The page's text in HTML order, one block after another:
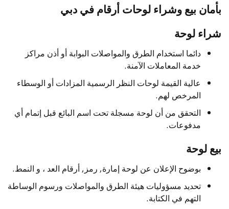
بأمان بيع وشراء لوحات أرقام في دبي
شراء لوحة
دائما استخدام الطرق والمواصلات البوابة أو أذن مراكز
خدمة المعاملات الآمنة.
عالية القيمة لوحات النظر الرسمية المزادات أو الوسطاء
المرخص لهم.
التحقق من أن لوحة مسجلة تحت اسم البائع قبل إتمام أي
مدفوعات.
بيع لوحة
بوضوح الإعلان عن لوحة إمارة, رمز, أرقام العد ، و النمط.
تحديد مسؤوليات هيئة الطرق والمواصلات ورسوم الوساطة
التهم في الكتابة.